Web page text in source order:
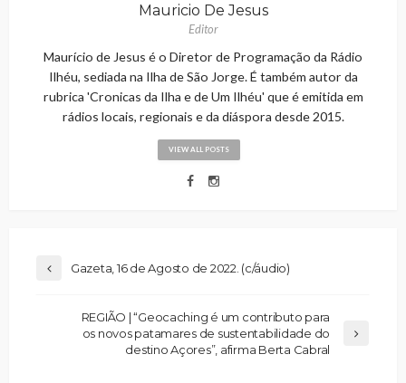
Mauricio De Jesus
Editor
Maurício de Jesus é o Diretor de Programação da Rádio
Ilhéu, sediada na Ilha de São Jorge. É também autor da
rubrica 'Cronicas da Ilha e de Um Ilhéu' que é emitida em
rádios locais, regionais e da diáspora desde 2015.
VIEW ALL POSTS
Gazeta, 16 de Agosto de 2022. (c/áudio)
REGIÃO | “Geocaching é um contributo para
os novos patamares de sustentabilidade do
destino Açores”, afirma Berta Cabral